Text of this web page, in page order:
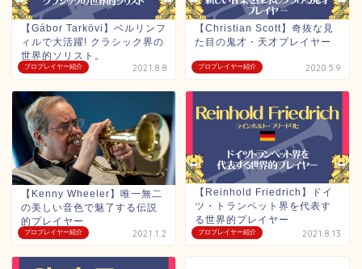
プロプレイヤー紹介
【Gábor Tarkövi】ベルリンフ
ィルで大活躍! クラシック界の
世界的ソリスト。
2021.8.8 プロプレイヤー紹介
【Christian Scott】奇抜な見
た目の鬼才・天才プレイヤー
2020.5.9
プロプレイヤー紹介
【Kenny Wheeler】唯一無二
の美しい音色で魅了する伝説
的プレイヤー
2021.1.2 プロプレイヤー紹介
【Reinhold Friedrich】ドイ
ツ・トランペット界を代表す
る世界的プレイヤー
2021.8.13